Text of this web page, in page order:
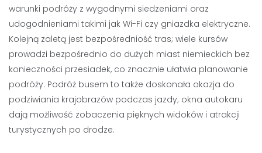
warunki podróży z wygodnymi siedzeniami oraz
udogodnieniami takimi jak Wi-Fi czy gniazdka elektryczne.
Kolejną zaletą jest bezpośredniość tras; wiele kursów
prowadzi bezpośrednio do dużych miast niemieckich bez
konieczności przesiadek, co znacznie ułatwia planowanie
podróży. Podróż busem to także doskonała okazja do
podziwiania krajobrazów podczas jazdy; okna autokaru
dają możliwość zobaczenia pięknych widoków i atrakcji
turystycznych po drodze.